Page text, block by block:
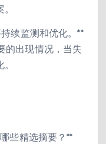
续监测和优化。**
的出现情况，当失
些精选摘要？**